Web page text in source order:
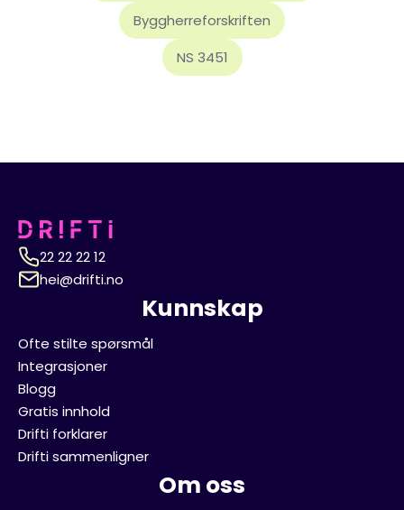
Byggherreforskriften
NS 3451
22 22 22 12
hei@drifti.no
Kunnskap
Ofte stilte spørsmål
Integrasjoner
Blogg
Gratis innhold
Drifti forklarer
Drifti sammenligner
Om oss